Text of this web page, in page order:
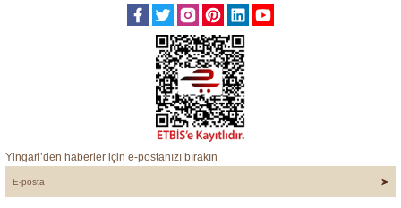
Yingari’den haberler için e-postanızı bırakın